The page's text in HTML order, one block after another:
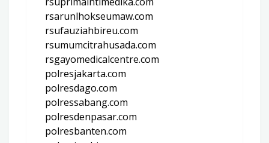
rsarunlhokseumaw.com
rsufauziahbireu.com
rsumumcitrahusada.com
rsgayomedicalcentre.com
polresjakarta.com
polresdago.com
polressabang.com
polresdenpasar.com
polresbanten.com